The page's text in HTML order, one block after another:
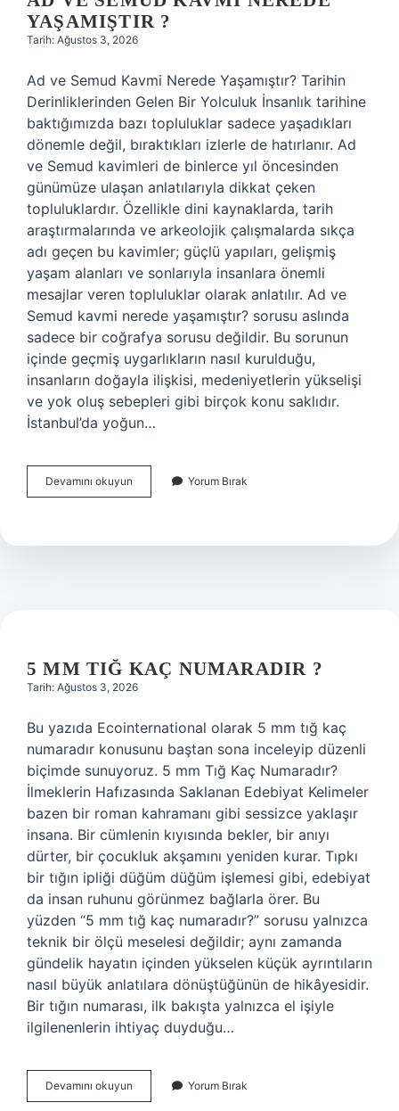
YAŞAMIŞTIR ?
Tarih: Ağustos 3, 2026
Ad ve Semud Kavmi Nerede Yaşamıştır? Tarihin
Derinliklerinden Gelen Bir Yolculuk İnsanlık tarihine
baktığımızda bazı topluluklar sadece yaşadıkları
dönemle değil, bıraktıkları izlerle de hatırlanır. Ad
ve Semud kavimleri de binlerce yıl öncesinden
günümüze ulaşan anlatılarıyla dikkat çeken
topluluklardır. Özellikle dini kaynaklarda, tarih
araştırmalarında ve arkeolojik çalışmalarda sıkça
adı geçen bu kavimler; güçlü yapıları, gelişmiş
yaşam alanları ve sonlarıyla insanlara önemli
mesajlar veren topluluklar olarak anlatılır. Ad ve
Semud kavmi nerede yaşamıştır? sorusu aslında
sadece bir coğrafya sorusu değildir. Bu sorunun
içinde geçmiş uygarlıkların nasıl kurulduğu,
insanların doğayla ilişkisi, medeniyetlerin yükselişi
ve yok oluş sebepleri gibi birçok konu saklıdır.
İstanbul’da yoğun…
Devamını okuyun
ve
nerede
Yorum Bırak
5 MM TIĞ KAÇ NUMARADIR ?
Tarih: Ağustos 3, 2026
Bu yazıda Ecointernational olarak 5 mm tığ kaç
numaradır konusunu baştan sona inceleyip düzenli
biçimde sunuyoruz. 5 mm Tığ Kaç Numaradır?
İlmeklerin Hafızasında Saklanan Edebiyat Kelimeler
bazen bir roman kahramanı gibi sessizce yaklaşır
insana. Bir cümlenin kıyısında bekler, bir anıyı
dürter, bir çocukluk akşamını yeniden kurar. Tıpkı
bir tığın ipliği düğüm düğüm işlemesi gibi, edebiyat
da insan ruhunu görünmez bağlarla örer. Bu
yüzden “5 mm tığ kaç numaradır?” sorusu yalnızca
teknik bir ölçü meselesi değildir; aynı zamanda
gündelik hayatın içinden yükselen küçük ayrıntıların
nasıl büyük anlatılara dönüştüğünün de hikâyesidir.
Bir tığın numarası, ilk bakışta yalnızca el işiyle
ilgilenenlerin ihtiyaç duyduğu…
Devamını okuyun
mm
Yorum Bırak